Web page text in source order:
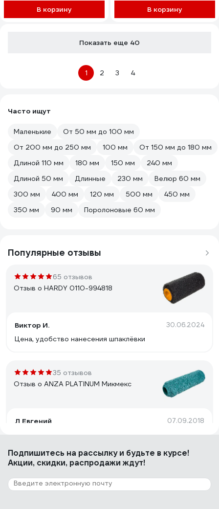
В корзину В корзину
Показать еще 40
1 2 3 4
Часто ищут
Маленькие
От 50 мм до 100 мм
От 200 мм до 250 мм
100 мм
От 150 мм до 180 мм
Длиной 110 мм
180 мм 150 мм
240 мм
Длиной 50 мм
Длинные 230 мм
Велюр 60 мм
300 мм
400 мм 120 мм 500 мм
450 мм
350 мм
90 мм Поролоновые 60 мм
Популярные отзывы
65 отзывов
Отзыв о HARDY 0110-994818
Виктор И. 30.06.2024
Цена, удобство нанесения шпаклёвки
35 отзывов
Отзыв о ANZA PLATINUM Микмекс
Л Евгений 07.09.2018
Качество!
90 отзывов
Отзыв о HARDY 0111-994825
Подпишитесь на рассылкуи будьте в курсе!
Акции, скидки, распродажи ждут!